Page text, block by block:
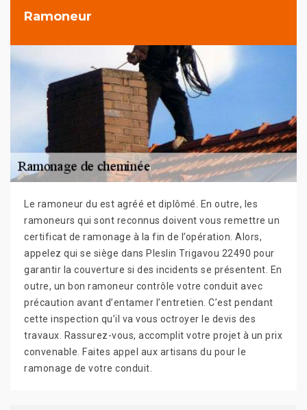
Ramoneur
Le ramoneur du est agréé et diplômé. En outre, les
ramoneurs qui sont reconnus doivent vous remettre un
certificat de ramonage à la fin de l’opération. Alors,
appelez qui se siège dans Pleslin Trigavou 22490 pour
garantir la couverture si des incidents se présentent. En
outre, un bon ramoneur contrôle votre conduit avec
précaution avant d’entamer l’entretien. C’est pendant
cette inspection qu’il va vous octroyer le devis des
travaux. Rassurez-vous, accomplit votre projet à un prix
convenable. Faites appel aux artisans du pour le
ramonage de votre conduit.